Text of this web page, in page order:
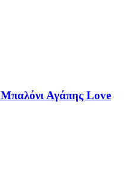
Μπαλόνι Αγάπης Love